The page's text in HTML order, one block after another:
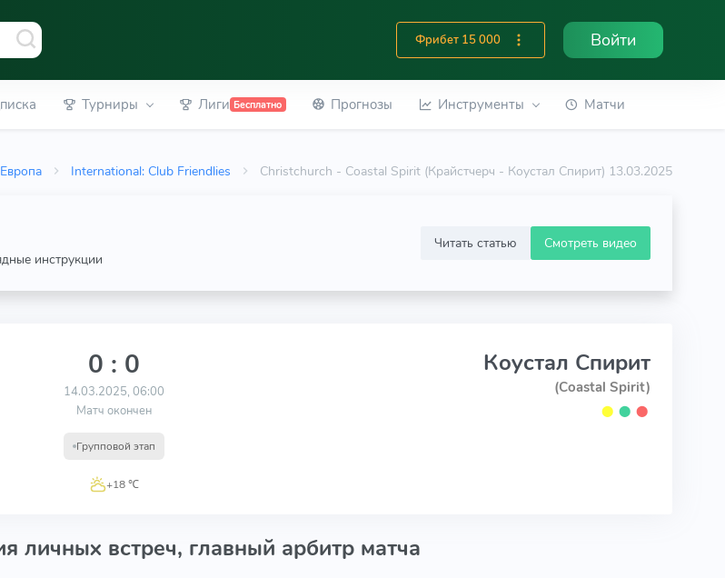
Фрибет 15 000 Войти
Турниры Лиги Бесплатно Прогнозы Инструменты Матчи
Европа International: Club Friendlies Christchurch - Coastal Spirit (Крайстчерч - Коустал Спирит) 13.03.2025
инструкции
Читать статью Смотреть видео
0 : 0
14.03.2025, 06:00
Матч окончен
Групповой этап
+18 ℃
Коустал Спирит
(Coastal Spirit)
⬤ ⬤ ⬤
личных встреч, главный арбитр матча